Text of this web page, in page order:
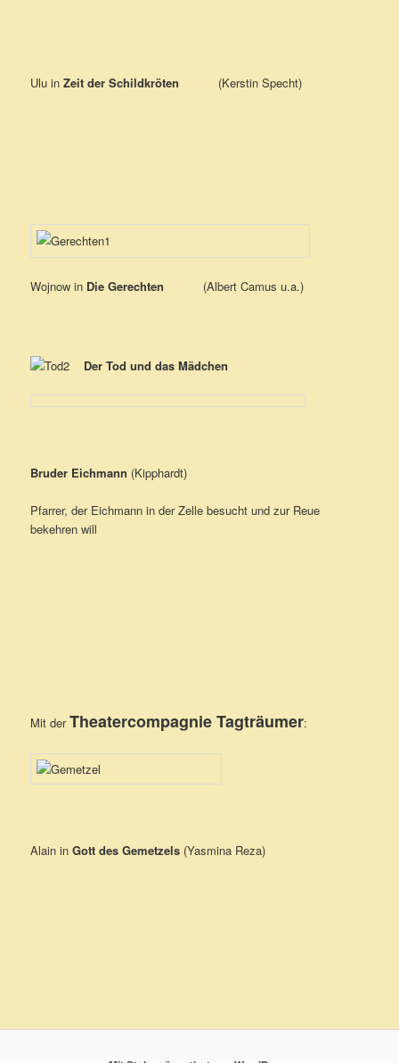
Ulu inZeit der Schildkröten (Kerstin Specht)
Wojnow in Die Gerechten (Albert Camus u.a.)
Der Tod und das Mädchen
Bruder Eichmann (Kipphardt)
Pfarrer, der Eichmann in der Zelle besucht und zur Reue
bekehren will
Mit derTheatercompagnie Tagträumer:
Alain inGott des Gemetzels (Yasmina Reza)